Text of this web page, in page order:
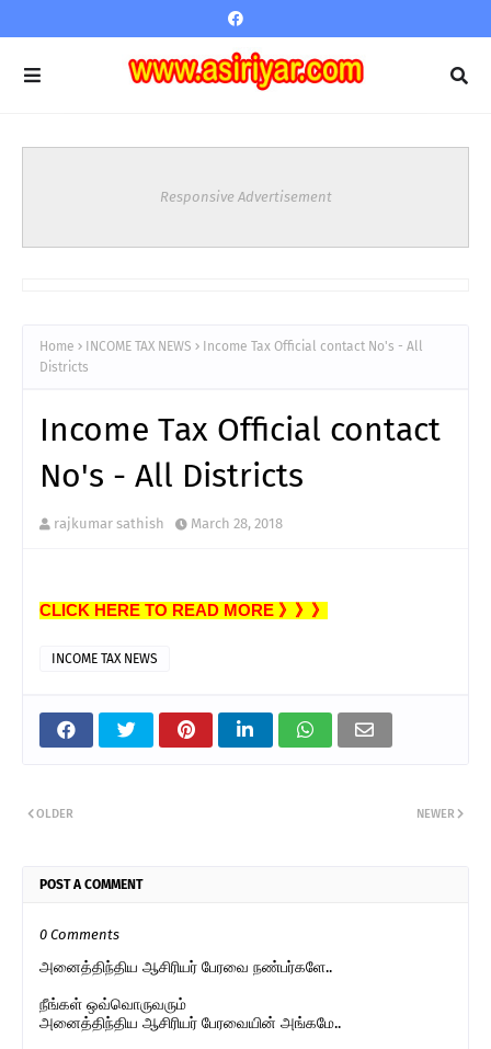
Responsive Advertisement
Home INCOME TAX NEWS
Income Tax Official contact No's - All
Districts
Income Tax Official contact
No's - All Districts
rajkumar sathish March 28, 2018
CLICK HERE TO READ MORE 》》》
INCOME TAX NEWS
NEWER
OLDER
POST A COMMENT
0 Comments
அனைத்திந்திய ஆசிரியர் பேரவை நண்பர்களே..
நீங்கள் ஒவ்வொருவரும்
அனைத்திந்திய ஆசிரியர் பேரவையின் அங்கமே..